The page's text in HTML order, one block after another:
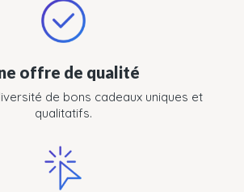
offre de qualité
de bons cadeaux uniques et
qualitatifs.